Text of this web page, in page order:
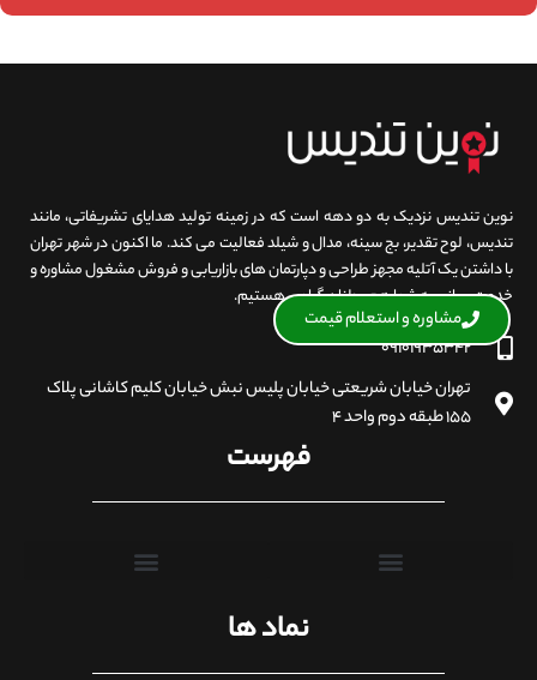
نوین تندیس نزدیک به دو دهه است که در زمینه تولید هدایای تشریفاتی، مانند
تندیس، لوح تقدیر، بج سینه، مدال و شیلد فعالیت می کند. ما اکنون در شهر تهران
با داشتن یک آتلیه مجهز طراحی و دپارتمان های بازاریابی و فروش مشغول مشاوره و
خدمت رسانی به شما هم وطنان گرامی هستیم.
۰۹۱۰۱۹۳۵۳۴۲
تهران خیابان شریعتی خیابان پلیس نبش خیابان کلیم کاشانی پلاک
۱۵۵ طبقه دوم واحد ۴
فهرست
نماد ها
مشاوره و استعلام قیمت